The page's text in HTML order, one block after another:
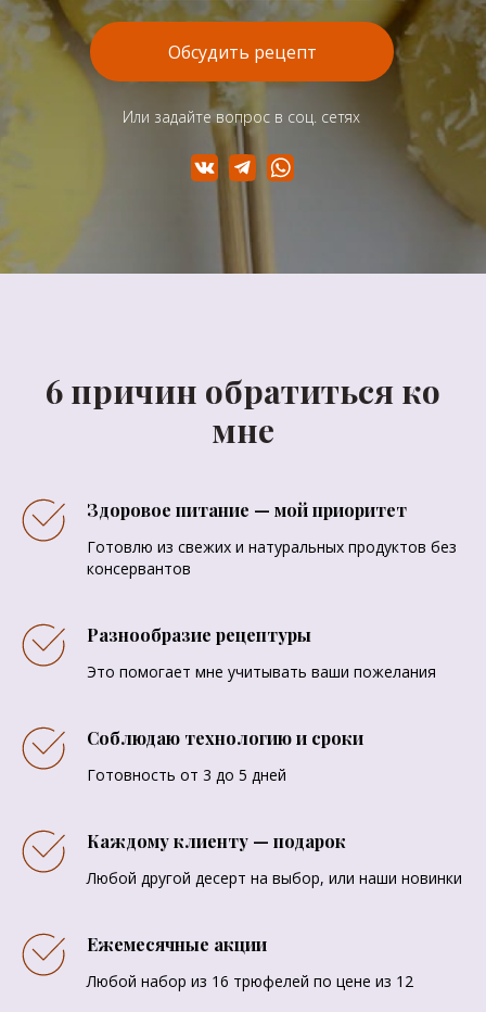
Или задайте вопрос в соц. сетях
Обсудить рецепт
6 причин обратиться ко
мне
Здоровое питание — мой приоритет
Готовлю из свежих и натуральных продуктов без
консервантов
Разнообразие рецептуры
Это помогает мне учитывать ваши пожелания
Соблюдаю технологию и сроки
Готовность от 3 до 5 дней
Каждому клиенту — подарок
Любой другой десерт на выбор, или наши новинки
Ежемесячные акции
Любой набор из 16 трюфелей по цене из 12